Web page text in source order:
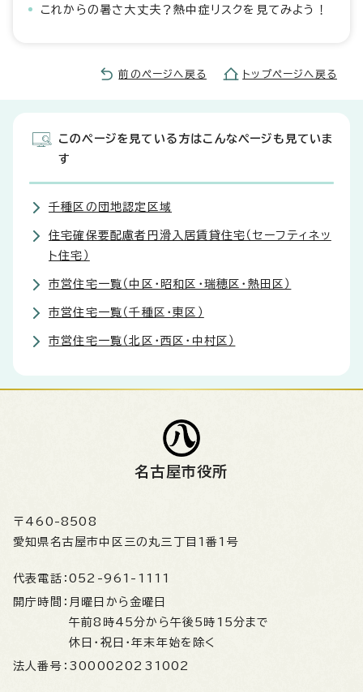
これからの暑さ大丈夫？熱中症リスクを見てみよう！
前のページへ戻る トップページへ戻る
このページを見ている方はこんなページも見ていま
す
千種区の団地認定区域
住宅確保要配慮者円滑入居賃貸住宅（セーフティネッ
ト住宅）
市営住宅一覧（中区・昭和区・瑞穂区・熱田区）
市営住宅一覧（千種区・東区）
市営住宅一覧（北区・西区・中村区）
名古屋市役所
〒460-8508
愛知県名古屋市中区三の丸三丁目1番1号
代表電話： 052-961-1111
開庁時間： 月曜日から金曜日
午前8時45分から午後5時15分まで
休日・祝日・年末年始を除く
法人番号： 3000020231002